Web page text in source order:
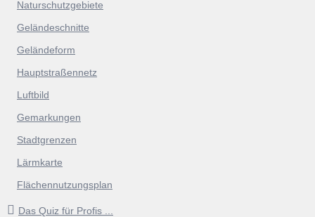
Naturschutzgebiete
Geländeschnitte
Geländeform
Hauptstraßennetz
Luftbild
Gemarkungen
Stadtgrenzen
Lärmkarte
Flächennutzungsplan
Das Quiz für Profis ...